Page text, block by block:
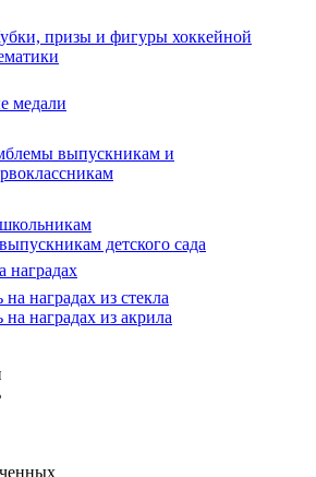
призы и фигуры хоккейной
медали
выпускникам и
детского сада
наградах
наградах из стекла
наградах из акрила